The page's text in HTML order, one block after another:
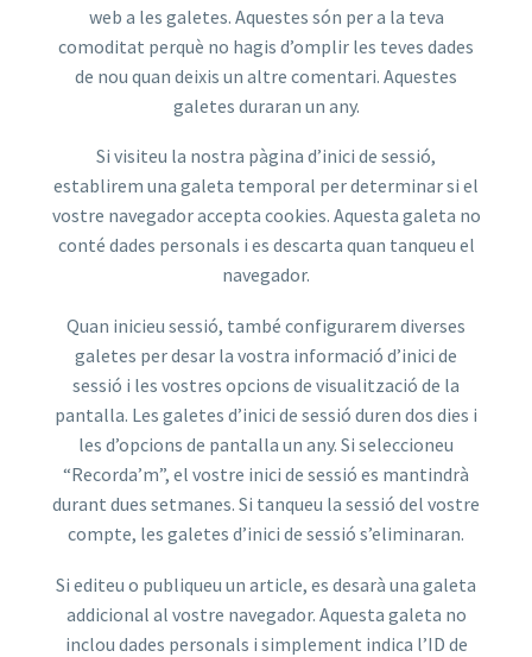
web a les galetes. Aquestes són per a la teva
comoditat perquè no hagis d’omplir les teves dades
de nou quan deixis un altre comentari. Aquestes
galetes duraran un any.
Si visiteu la nostra pàgina d’inici de sessió,
establirem una galeta temporal per determinar si el
vostre navegador accepta cookies. Aquesta galeta no
conté dades personals i es descarta quan tanqueu el
navegador.
Quan inicieu sessió, també configurarem diverses
galetes per desar la vostra informació d’inici de
sessió i les vostres opcions de visualització de la
pantalla. Les galetes d’inici de sessió duren dos dies i
les d’opcions de pantalla un any. Si seleccioneu
“Recorda’m”, el vostre inici de sessió es mantindrà
durant dues setmanes. Si tanqueu la sessió del vostre
compte, les galetes d’inici de sessió s’eliminaran.
Si editeu o publiqueu un article, es desarà una galeta
addicional al vostre navegador. Aquesta galeta no
inclou dades personals i simplement indica l’ID de